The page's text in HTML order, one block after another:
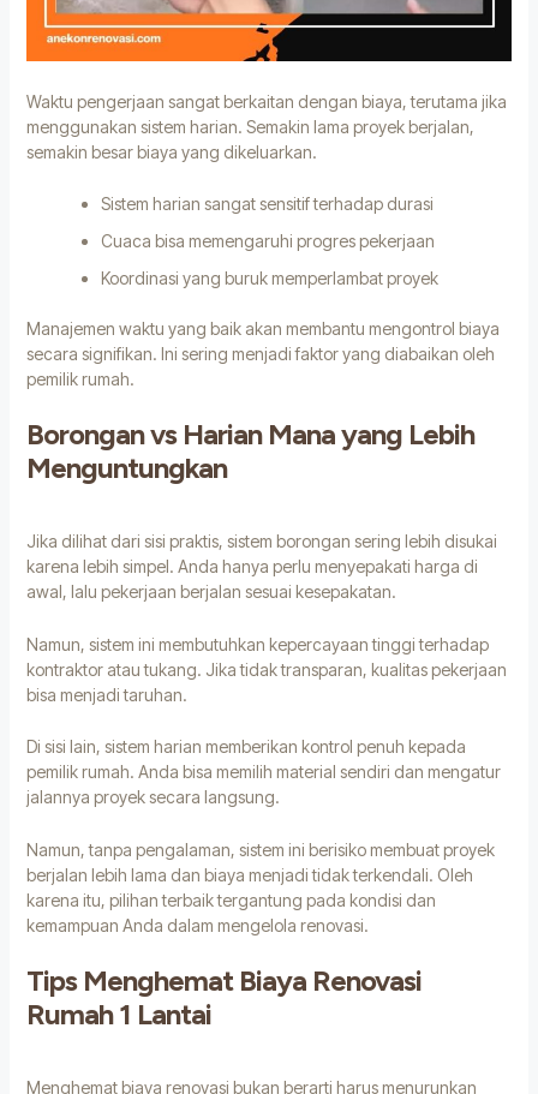
Waktu pengerjaan sangat berkaitan dengan biaya, terutama jika
menggunakan sistem harian. Semakin lama proyek berjalan,
semakin besar biaya yang dikeluarkan.
Sistem harian sangat sensitif terhadap durasi
Cuaca bisa memengaruhi progres pekerjaan
Koordinasi yang buruk memperlambat proyek
Manajemen waktu yang baik akan membantu mengontrol biaya
secara signifikan. Ini sering menjadi faktor yang diabaikan oleh
pemilik rumah.
Borongan vs Harian Mana yang Lebih
Menguntungkan
Jika dilihat dari sisi praktis, sistem borongan sering lebih disukai
karena lebih simpel. Anda hanya perlu menyepakati harga di
awal, lalu pekerjaan berjalan sesuai kesepakatan.
Namun, sistem ini membutuhkan kepercayaan tinggi terhadap
kontraktor atau tukang. Jika tidak transparan, kualitas pekerjaan
bisa menjadi taruhan.
Di sisi lain, sistem harian memberikan kontrol penuh kepada
pemilik rumah. Anda bisa memilih material sendiri dan mengatur
jalannya proyek secara langsung.
Namun, tanpa pengalaman, sistem ini berisiko membuat proyek
berjalan lebih lama dan biaya menjadi tidak terkendali. Oleh
karena itu, pilihan terbaik tergantung pada kondisi dan
kemampuan Anda dalam mengelola renovasi.
Tips Menghemat Biaya Renovasi
Rumah 1 Lantai
Menghemat biaya renovasi bukan berarti harus menurunkan